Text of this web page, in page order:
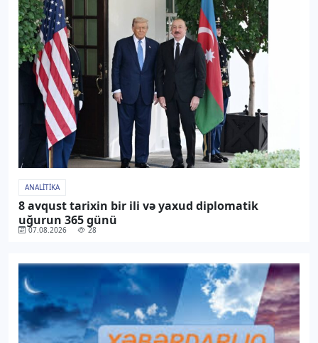
ANALITIKA
8 avqust tarixin bir ili və yaxud diplomatik
uğurun 365 günü
07.08.2026 28